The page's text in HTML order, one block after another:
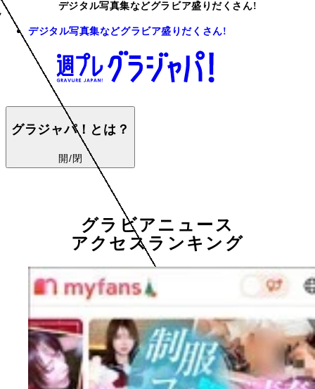
デジタル写真集などグラビア盛りだくさん!
デジタル写真集などグラビア盛りだくさん!
グラジャパ！とは？
開/閉
グラビアニュース
アクセスランキング